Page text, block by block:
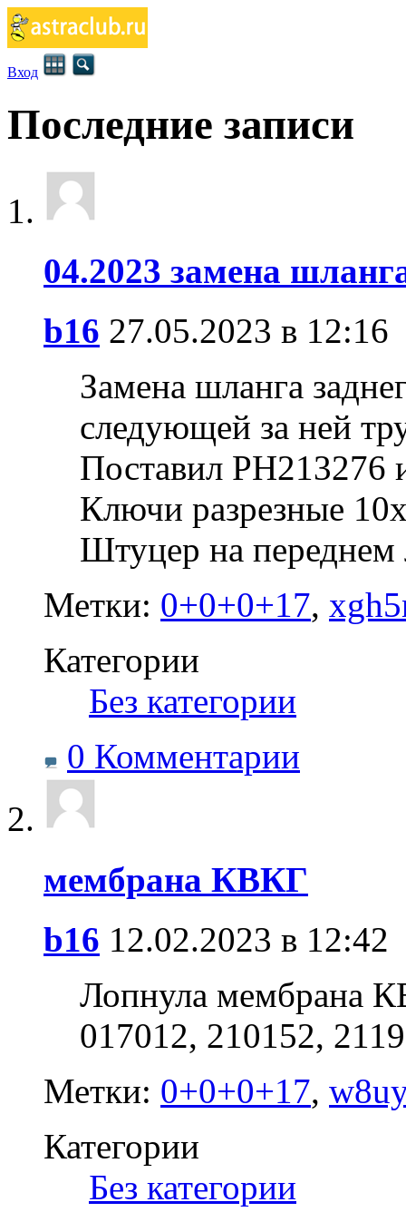
Вход
Последние записи
04.2023 замена
b16 27.05.2023 в 12:16
Замена шланга
следующей за ней
Поставил
Ключи разрезные
Штуцер на переднем
Метки: 0+0+0+17,
Категории
Без категории
0 Комментарии
мембрана КВКГ
b16 12.02.2023 в 12:42
Лопнула мембрана
017012, 210152,
Метки: 0+0+0+17,
Категории
Без категории